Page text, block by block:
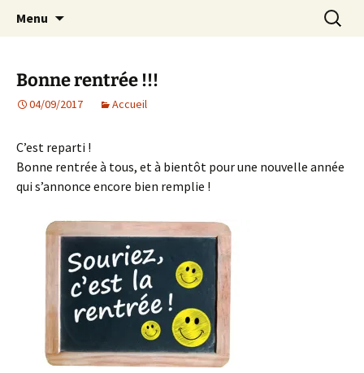
AIP Paris 14 – Association
Indépendante des Parents
d'élèves depuis 1981
Agit – s'Investit – Participe au service des
enfants du secteur scolaire Dolent-Arago-
Menu
Bonne rentrée !!!
04/09/2017 Accueil
C’est reparti !
Bonne rentrée à tous, et à bientôt pour une nouvelle année
qui s’annonce encore bien remplie !